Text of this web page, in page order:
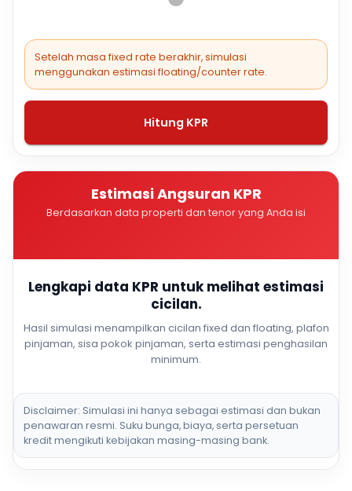
Setelah masa fixed rate berakhir, simulasi
menggunakan estimasi floating/counter rate.
Hitung KPR
Estimasi Angsuran KPR
Berdasarkan data properti dan tenor yang Anda isi
Lengkapi data KPR untuk melihat estimasi
cicilan.
Hasil simulasi menampilkan cicilan fixed dan floating, plafon
pinjaman, sisa pokok pinjaman, serta estimasi penghasilan
minimum.
Disclaimer: Simulasi ini hanya sebagai estimasi dan bukan
penawaran resmi. Suku bunga, biaya, serta persetuan
kredit mengikuti kebijakan masing-masing bank.